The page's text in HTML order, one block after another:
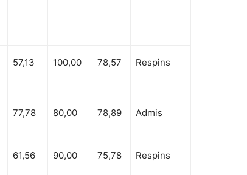
57,13 100,00 78,57 Respins
77,78 80,00 78,89 Admis
61,56 90,00 75,78 Respins